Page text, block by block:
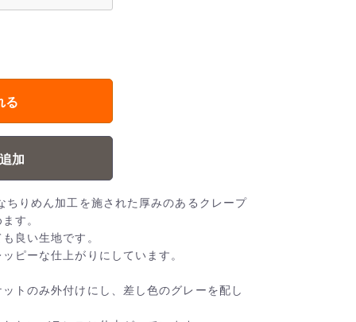
る
加
ちりめん加工を施された厚みのあるクレープ
す。
良い生地です。
ピーな仕上がりにしています。
トのみ外付けにし、差し色のグレーを配し